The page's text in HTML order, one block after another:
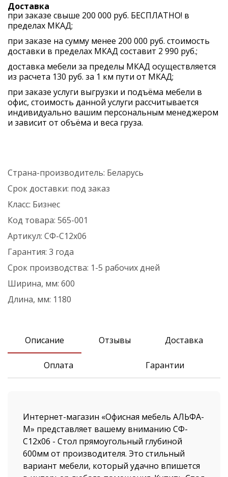
Доставка
при заказе свыше 200 000 руб. БЕСПЛАТНО! в
пределах МКАД;
при заказе на сумму менее 200 000 руб. стоимость
доставки в пределах МКАД составит 2 990 руб.;
доставка мебели за пределы МКАД осуществляется
из расчета 130 руб. за 1 км пути от МКАД;
при заказе услуги выгрузки и подъёма мебели в
офис, стоимость данной услуги рассчитывается
индивидуально вашим персональным менеджером
и зависит от объёма и веса груза.
Страна-производитель: Беларусь
Срок доставки: под заказ
Класс: Бизнес
Код товара: 565-001
Артикул: СФ-С12х06
Гарантия: 3 года
Срок производства: 1-5 рабочих дней
Ширина, мм: 600
Длина, мм: 1180
Описание Отзывы Доставка
Оплата Гарантии
Интернет-магазин «Офисная мебель АЛЬФА-
М» представляет вашему вниманию СФ-
С12х06 - Стол прямоугольный глубиной
600мм от производителя. Это стильный
вариант мебели, который удачно впишется